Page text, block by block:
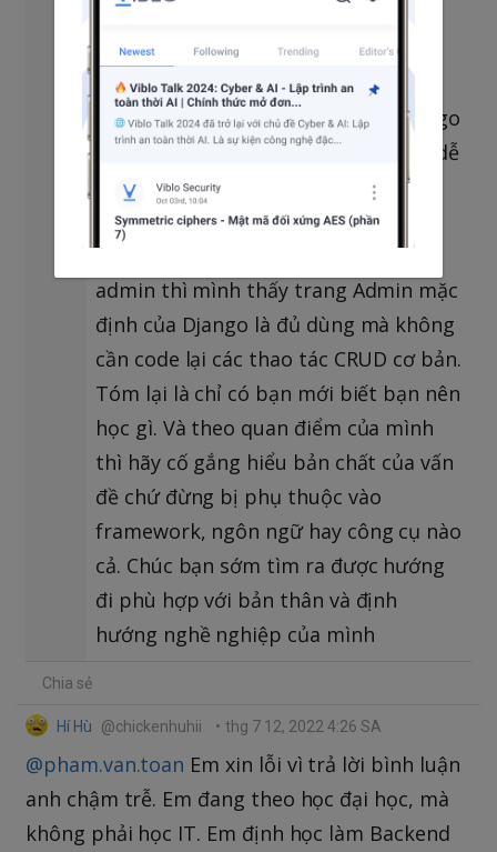
cả. Tuỳ thuộc vào yêu cầu dự án mà
lựa chọn công nghệ cho phù hợp. Cá
nhân mình làm bên mảng dữ liệu và
machine learning nên vote cho Django
hơn vì nó base trên Python và cũng dễ
dàng tích hợp với các ứng dụng AI
hơn. Nhất là nếu ứng dụng của bạn
không có nhiều logic đặc thù phía
admin thì mình thấy trang Admin mặc
định của Django là đủ dùng mà không
cần code lại các thao tác CRUD cơ bản.
Tóm lại là chỉ có bạn mới biết bạn nên
học gì. Và theo quan điểm của mình
thì hãy cố gắng hiểu bản chất của vấn
đề chứ đừng bị phụ thuộc vào
framework, ngôn ngữ hay công cụ nào
cả. Chúc bạn sớm tìm ra được hướng
đi phù hợp với bản thân và định
hướng nghề nghiệp của mình
Chia sẻ
Hí Hù @chickenhuhii • thg 7 12, 2022 4:26 SA
@pham.van.toan Em xin lỗi vì trả lời bình luận
anh chậm trễ. Em đang theo học đại học, mà
không phải học IT. Em định học làm Backend